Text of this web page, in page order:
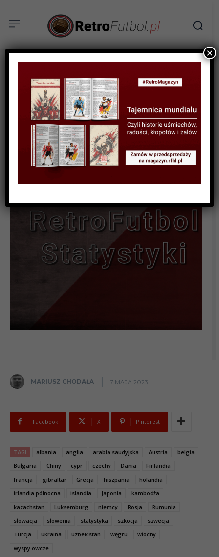
STATYSTYKI FUTBOLOWE
STATYSTYKI LIGOWE
STATYSTYKI PIŁKARZY
Statystyki polskich piłkarzy
w ligach zagranicznych w
sezonie 2022/23
MARIUSZ CHODAŁA 7 MAJA 2023
Facebook X Pinterest
TAGI albania anglia arabia saudyjska Austria
belgia
Bułgaria
Chiny cypr czechy Dania
Finlandia
francja
gibraltar Grecja hiszpania
holandia
irlandia północna
islandia Japonia
kambodża
kazachstan
Luksemburg niemcy Rosja
Rumunia
słowacja
słowenia statystyka szkocja
szwecja
Turcja
ukraina uzbekistan węgru
włochy
wyspy owcze
×